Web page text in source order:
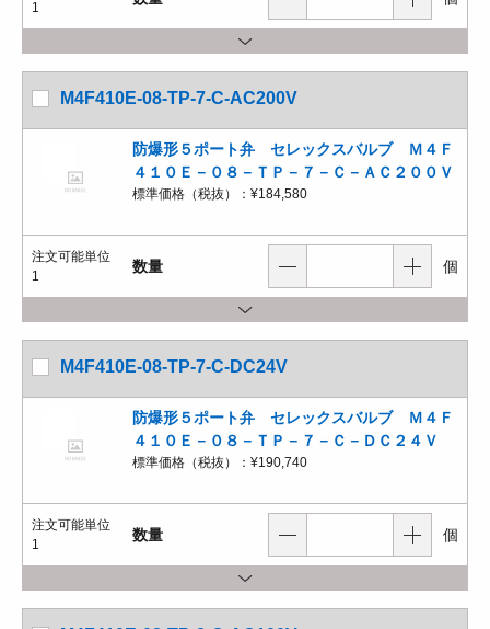
1
M4F410E-08-TP-7-C-AC200V
防爆形５ポート弁 セレックスバルブ Ｍ４Ｆ
４１０Ｅ－０８－ＴＰ－７－Ｃ－ＡＣ２００Ｖ
標準価格（税抜）： ¥184,580
注文可能単位
1
数量 個
M4F410E-08-TP-7-C-DC24V
防爆形５ポート弁 セレックスバルブ Ｍ４Ｆ
４１０Ｅ－０８－ＴＰ－７－Ｃ－ＤＣ２４Ｖ
標準価格（税抜）： ¥190,740
注文可能単位
1
数量 個